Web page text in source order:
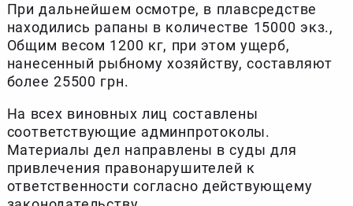
При дальнейшем осмотре, в плавсредстве
находились рапаны в количестве 15000 экз.,
Общим весом 1200 кг, при этом ущерб,
нанесенный рыбному хозяйству, составляют
более 25500 грн.
На всех виновных лиц составлены
соответствующие админпротоколы.
Материалы дел направлены в суды для
привлечения правонарушителей к
ответственности согласно действующему